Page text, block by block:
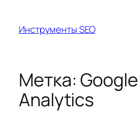
содержимому
Инструменты SEO
Метка: Google
Analytics